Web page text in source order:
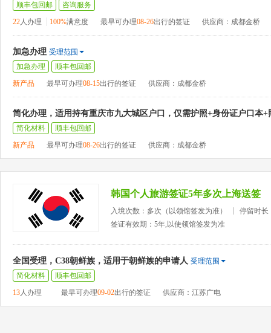
顺丰包回邮
咨询服务
22人办理 100%满意度 最早可办理08-26出行的签证 供应商：成都金桥
加急办理 受理范围
加急办理
顺丰包回邮
新产品
最早可办理08-15出行的签证 供应商：成都金桥
简化办理，适用持有重庆市九大城区户口，仅需护照+身份证户口本+
简化材料
顺丰包回邮
新产品
最早可办理08-26出行的签证 供应商：成都金桥
韩国个人旅游签证5年多次上海送签
入境次数：多次（以领馆签发为准）
停留时长
签证有效期：5年,以使领馆签发为准
全国受理，C38朝鲜族，适用于朝鲜族的申请人 受理范围
简化材料
顺丰包回邮
13人办理 最早可办理09-02出行的签证 供应商：江苏广电